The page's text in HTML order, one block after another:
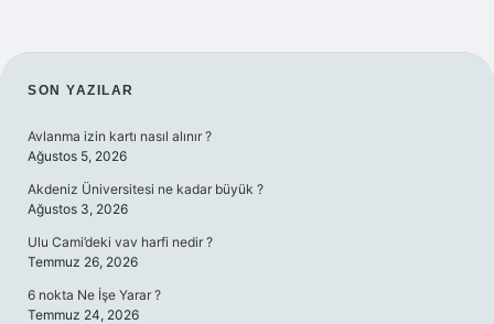
SIDEBAR
SON YAZILAR
Avlanma izin kartı nasıl alınır ?
Ağustos 5, 2026
Akdeniz Üniversitesi ne kadar büyük ?
Ağustos 3, 2026
Ulu Cami’deki vav harfi nedir ?
Temmuz 26, 2026
6 nokta Ne İşe Yarar ?
Temmuz 24, 2026